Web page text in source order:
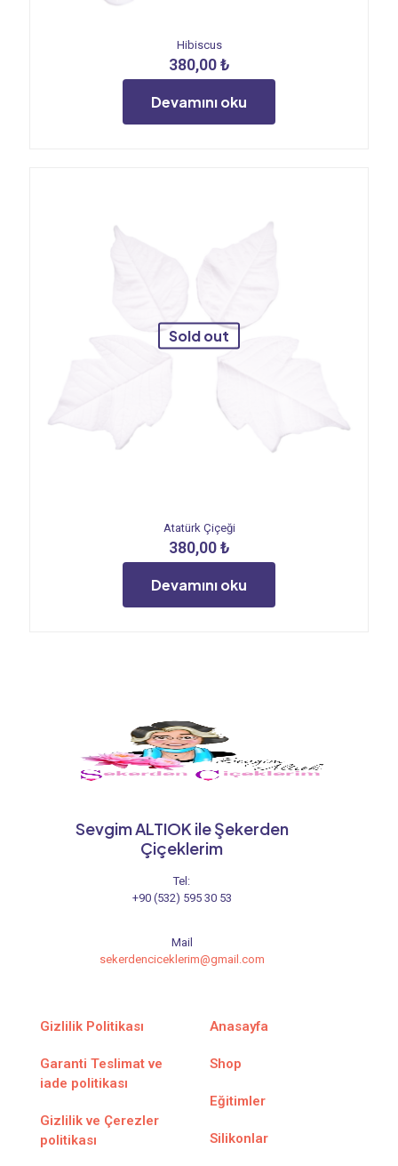
Hibiscus
380,00₺
Devamını oku
Sold out
Atatürk Çiçeği
380,00₺
Devamını oku
Sevgim ALTIOK ile Şekerden
Çiçeklerim
Tel:
+90 (532) 595 30 53
Mail
sekerdenciceklerim@gmail.com
Gizlilik Politikası
Garanti Teslimat ve
iade politikası
Gizlilik ve Çerezler
politikası
Anasayfa
Shop
Eğitimler
Silikonlar